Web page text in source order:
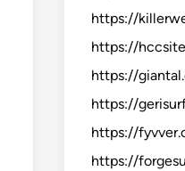
https://
https://
https://
https://
https://
https://